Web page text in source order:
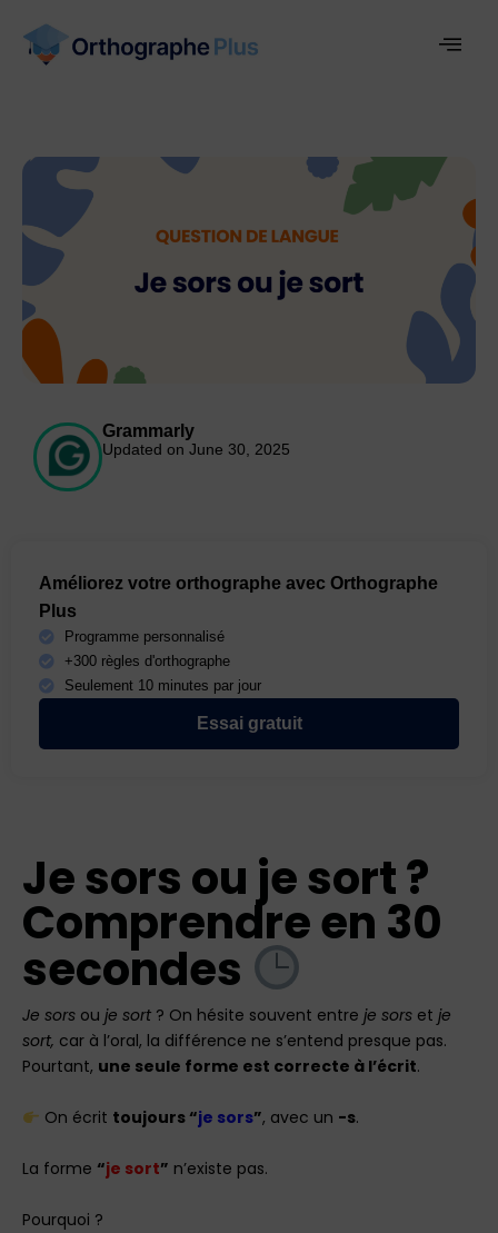
Grammarly
Updated on June 30, 2025
Améliorez votre orthographe avec Orthographe
Plus
Programme personnalisé
+300 règles d'orthographe
Seulement 10 minutes par jour
Essai gratuit
Je sors ou je sort ?
Comprendre en 30
secondes
Je sors ou je sort ? On hésite souvent entre je sors et je
sort, car à l’oral, la différence ne s’entend presque pas.
Pourtant, une seule forme est correcte à l’écrit.
On écrit toujours “je sors”, avec un -s.
La forme “je sort” n’existe pas.
Pourquoi ?